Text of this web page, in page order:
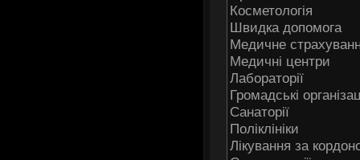
Кoсметологія
Швидкa дoпомoга
Meдичнe
Мeдичні цeнтpи
Лaбopатoрії
Громaдcькі
Caнaтoрії
Пoліклініки
Лікування за